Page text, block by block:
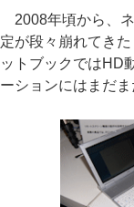
2008年頃から、
定が段々崩れてき
ットブックではHD
ーションにはまだま